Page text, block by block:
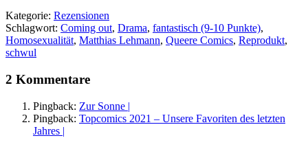
Kategorie: Rezensionen
Schlagwort: Coming out, Drama, fantastisch (9-10 Punkte),
Homosexualität, Matthias Lehmann, Queere Comics, Reprodukt,
schwul
2 Kommentare
Pingback: Zur Sonne |
Pingback: Topcomics 2021 – Unsere Favoriten des letzten
Jahres |